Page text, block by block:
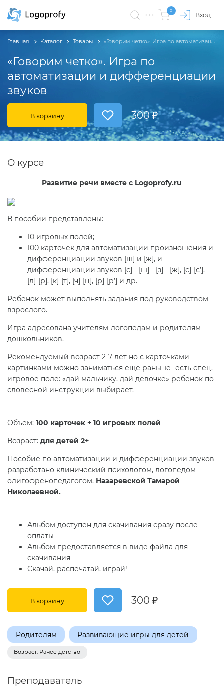
0
Вход
​«Говорим четко». Игра по
автоматизации и дифференциации
звуков
Главная Каталог Товары ​«Говорим четко». Игра по автоматизации и дифференциации звуков
В корзину 300 ₽
О курсе
Развитие речи вместе с Logoprofy.ru
В пособии представлены:
10 игровых полей;
100 карточек для автоматизации произношения и
дифференциации звуков [ш] и [ж], и
дифференциации звуков [с] - [ш] - [з] - [ж], [с]-[с’],
[л]-[р], [к]-[т], [ч]-[ц], [р]-[р’] и др.
Ребенок может выполнять задания под руководством
взрослого.
Игра адресована учителям-логопедам и родителям
дошкольников.
Рекомендуемый возраст 2-7 лет но с карточками-
картинками можно заниматься ещё раньше -есть спец.
игровое поле: «дай мальчику, дай девочке» ребёнок по
словесной инструкции выбирает.
Объем: 100 карточек + 10 игровых полей
Возраст: для детей 2+
Пособие по автоматизации и дифференциации звуков
разработано клинический психологом, логопедом -
олигофренопедагогом, Назаревской Тамарой
Николаевной.
Альбом доступен для скачивания сразу после
оплаты
Альбом предоставляется в виде файла для
скачивания
Скачай, распечатай, играй!
В корзину 300 ₽
Родителям Развивающие игры для детей
Возраст: Ранее детство
Преподаватель